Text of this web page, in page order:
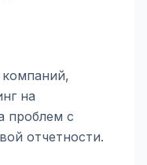
компаний,
на
проблем с
отчетности.